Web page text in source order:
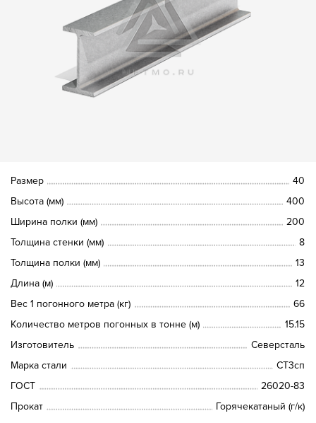
Размер
40
Высота (мм)
400
Ширина полки (мм)
200
Толщина стенки (мм)
8
Толщина полки (мм)
13
Длина (м)
12
Вес 1 погонного метра (кг)
66
Количество метров погонных в тонне (м)
15.15
Изготовитель
Северсталь
Марка стали
СТ3сп
ГОСТ
26020-83
Прокат
Горячекатаный (г/к)